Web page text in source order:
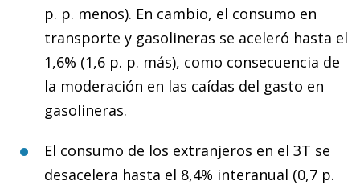
p. p. menos). En cambio, el consumo en
transporte y gasolineras se aceleró hasta el
1,6% (1,6 p. p. más), como consecuencia de
la moderación en las caídas del gasto en
gasolineras.
El consumo de los extranjeros en el 3T se
desacelera hasta el 8,4% interanual (0,7 p.